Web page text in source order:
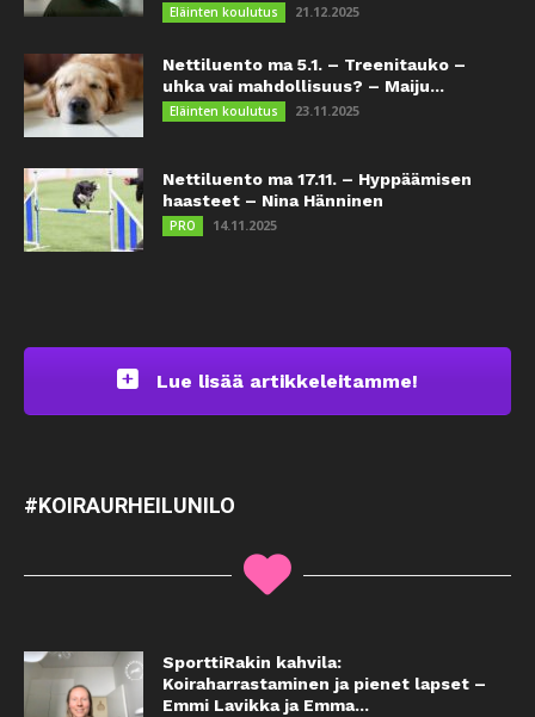
Eläinten koulutus 21.12.2025
Nettiluento ma 5.1. – Treenitauko –
uhka vai mahdollisuus? – Maiju...
Eläinten koulutus 23.11.2025
Nettiluento ma 17.11. – Hyppäämisen
haasteet – Nina Hänninen
PRO 14.11.2025
Lue lisää artikkeleitamme!
#KOIRAURHEILUNILO
SporttiRakin kahvila:
Koiraharrastaminen ja pienet lapset –
Emmi Lavikka ja Emma...